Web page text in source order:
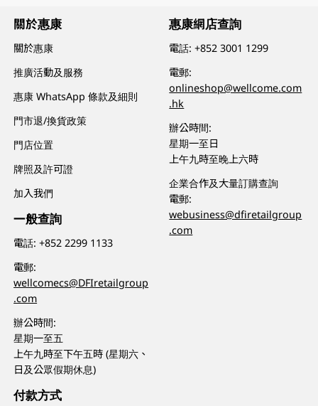
關於惠康
關於惠康
推廣活動及服務
惠康 WhatsApp 條款及細則
門市退/換貨政策
門店位置
牌照及許可證
加入我們
一般查詢
電話:+852 2299 1133
電郵:
wellcomecs@DFIretailgroup
.com
辦公時間:
星期一至五
上午九時至下午五時 (星期六、
日及公眾假期休息)
惠康網店查詢
電話:+852 3001 1299
電郵:
onlineshop@wellcome.com
.hk
辦公時間:
星期一至日
上午九時至晚上六時
企業合作及大量訂購查詢
電郵:
webusiness@dfiretailgroup
.com
付款方式